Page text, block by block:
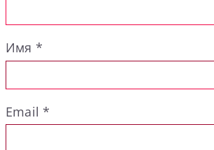
Имя *
Email*